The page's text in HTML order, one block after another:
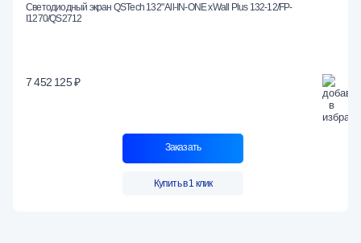
Светодиодный экран QSTech 132" All-IN-ONE xWall Plus 132-12/FP-
I1270/QS2712
7 452 125 ₽
Заказать
Купить в 1 клик